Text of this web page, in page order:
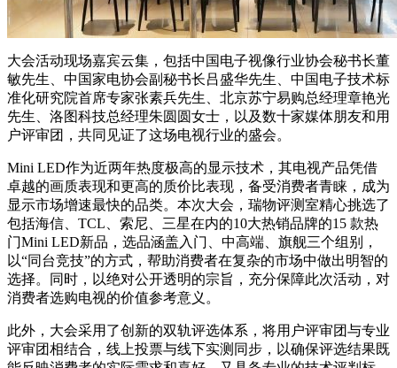
大会活动现场嘉宾云集，包括中国电子视像行业协会秘书长董
敏先生、中国家电协会副秘书长吕盛华先生、中国电子技术标
准化研究院首席专家张素兵先生、北京苏宁易购总经理章艳光
先生、洛图科技总经理朱圆圆女士，以及数十家媒体朋友和用
户评审团，共同见证了这场电视行业的盛会。
Mini LED作为近两年热度极高的显示技术，其电视产品凭借
卓越的画质表现和更高的质价比表现，备受消费者青睐，成为
显示市场增速最快的品类。本次大会，瑞物评测室精心挑选了
包括海信、TCL、索尼、三星在内的10大热销品牌的15 款热
门Mini LED新品，选品涵盖入门、中高端、旗舰三个组别，
以“同台竞技”的方式，帮助消费者在复杂的市场中做出明智的
选择。同时，以绝对公开透明的宗旨，充分保障此次活动，对
消费者选购电视的价值参考意义。
此外，大会采用了创新的双轨评选体系，将用户评审团与专业
评审团相结合，线上投票与线下实测同步，以确保评选结果既